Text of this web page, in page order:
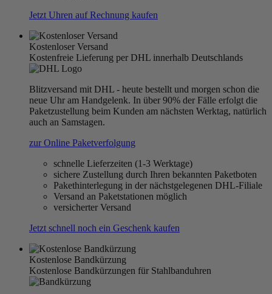
Jetzt Uhren auf Rechnung kaufen
Kostenloser Versand
Kostenfreie Lieferung per DHL innerhalb Deutschlands
Blitzversand mit DHL - heute bestellt und morgen schon die
neue Uhr am Handgelenk. In über 90% der Fälle erfolgt die
Paketzustellung beim Kunden am nächsten Werktag, natürlich
auch an Samstagen.
zur Online Paketverfolgung
schnelle Lieferzeiten (1-3 Werktage)
sichere Zustellung durch Ihren bekannten Paketboten
Pakethinterlegung in der nächstgelegenen DHL-Filiale
Versand an Paketstationen möglich
versicherter Versand
Jetzt schnell noch ein Geschenk kaufen
Kostenlose Bandkürzung
Kostenlose Bandkürzungen für Stahlbanduhren